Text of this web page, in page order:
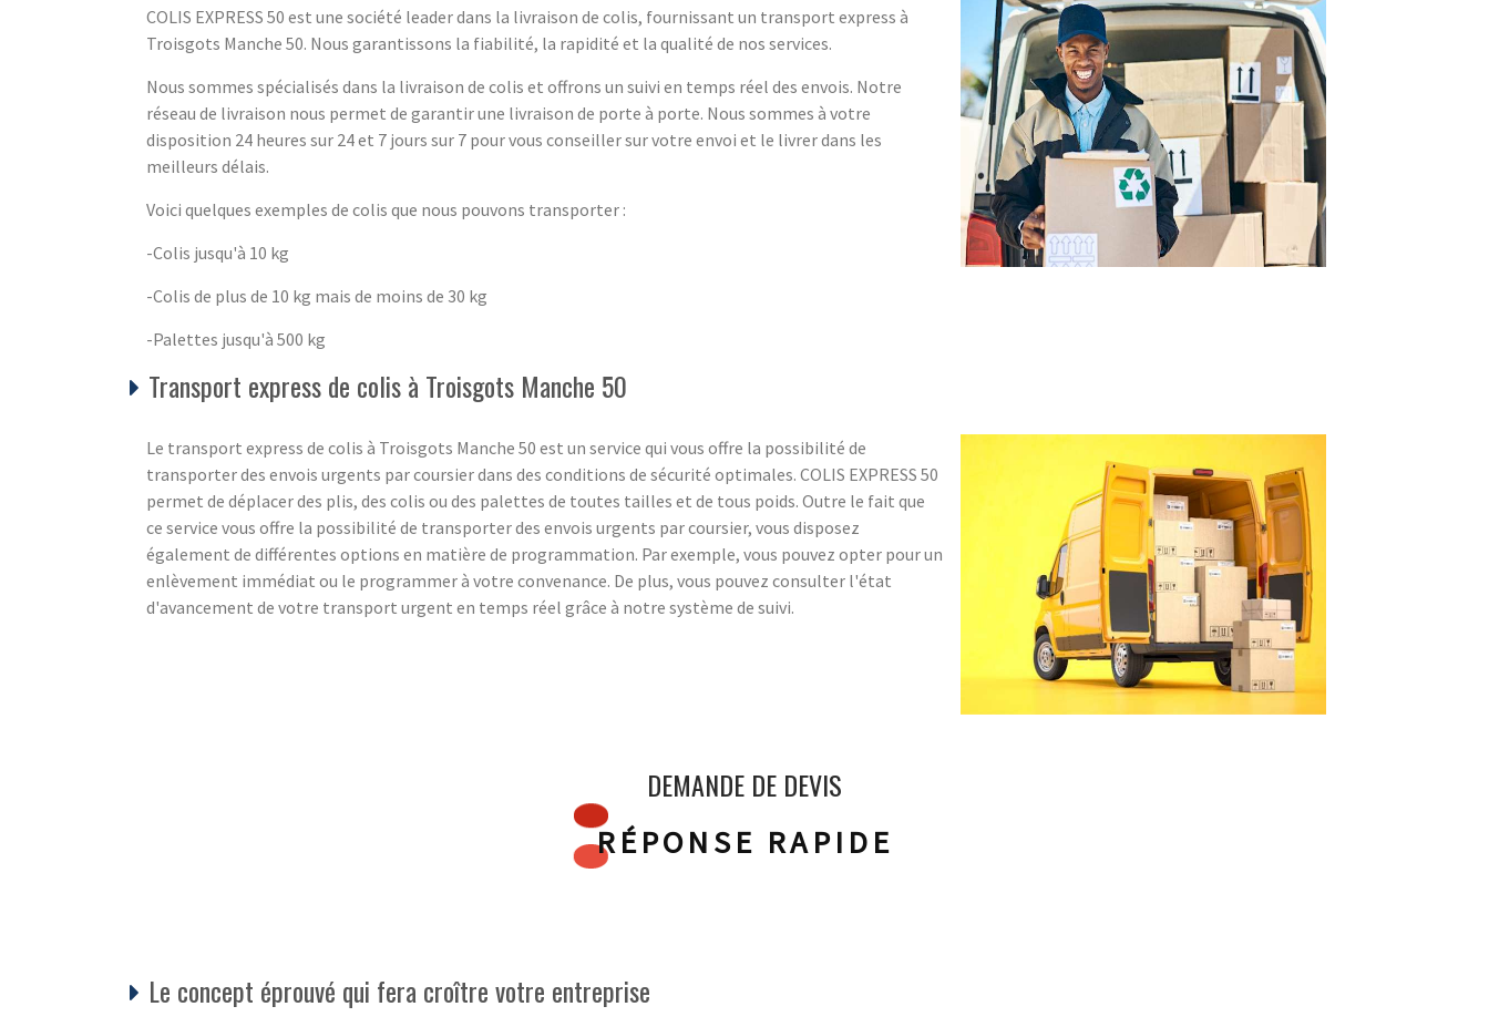
COLIS EXPRESS 50 est une société leader dans la livraison de colis, fournissant un transport express à
Troisgots Manche 50. Nous garantissons la fiabilité, la rapidité et la qualité de nos services.
Nous sommes spécialisés dans la livraison de colis et offrons un suivi en temps réel des envois. Notre
réseau de livraison nous permet de garantir une livraison de porte à porte. Nous sommes à votre
disposition 24 heures sur 24 et 7 jours sur 7 pour vous conseiller sur votre envoi et le livrer dans les
meilleurs délais.
Voici quelques exemples de colis que nous pouvons transporter :
-Colis jusqu'à 10 kg
-Colis de plus de 10 kg mais de moins de 30 kg
-Palettes jusqu'à 500 kg
Transport express de colis à Troisgots Manche 50
Le transport express de colis à Troisgots Manche 50 est un service qui vous offre la possibilité de
transporter des envois urgents par coursier dans des conditions de sécurité optimales. COLIS EXPRESS 50
permet de déplacer des plis, des colis ou des palettes de toutes tailles et de tous poids. Outre le fait que
ce service vous offre la possibilité de transporter des envois urgents par coursier, vous disposez
également de différentes options en matière de programmation. Par exemple, vous pouvez opter pour un
enlèvement immédiat ou le programmer à votre convenance. De plus, vous pouvez consulter l'état
d'avancement de votre transport urgent en temps réel grâce à notre système de suivi.
DEMANDE DE DEVIS
RÉPONSE RAPIDE
Le concept éprouvé qui fera croître votre entreprise